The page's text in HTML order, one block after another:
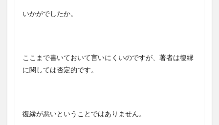
いかがでしたか。
ここまで書いておいて言いにくいのですが、著者は復縁
に関しては否定的です。
復縁が悪いということではありません。